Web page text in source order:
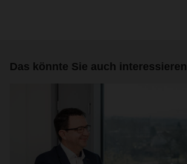
Das könnte Sie auch interessieren